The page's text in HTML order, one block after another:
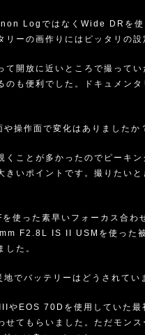
LogではなくWide DRを使
リーの画作りにはピッタリの設
て開放に近いところで撮って
のも便利でした。ドキュメン
操作面で変化はありましたか
くことが多かったのでピーキ
きいポイントです。撮りたい
使った素早いフォーカス合
F2.8L IS II USMを使った
した。
でバッテリーはどうされてい
EOS 70Dを使用していた最
せてもらいました。ただモン